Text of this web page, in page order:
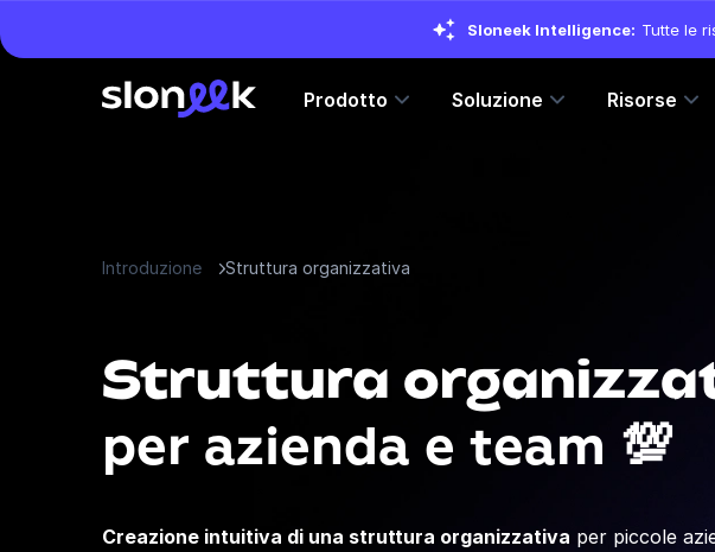
Sloneek Intelligence: Tutte le
Prodotto Soluzione Risorse
Introduzione Struttura organizzativa
Struttura
per azienda e team 💯
Creazione intuitiva di una struttura organizzativa per piccole